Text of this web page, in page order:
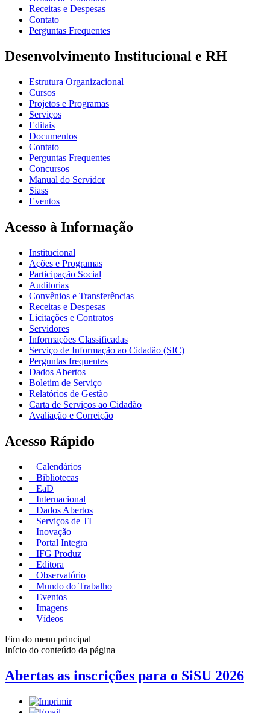
Receitas e Despesas
Contato
Perguntas Frequentes
Desenvolvimento Institucional e RH
Estrutura Organizacional
Cursos
Projetos e Programas
Serviços
Editais
Documentos
Contato
Perguntas Frequentes
Concursos
Manual do Servidor
Siass
Eventos
Acesso à Informação
Institucional
Ações e Programas
Participação Social
Auditorias
Convênios e Transferências
Receitas e Despesas
Licitações e Contratos
Servidores
Informações Classificadas
Serviço de Informação ao Cidadão (SIC)
Perguntas frequentes
Dados Abertos
Boletim de Serviço
Relatórios de Gestão
Carta de Serviços ao Cidadão
Avaliação e Correição
Acesso Rápido
Calendários
Bibliotecas
EaD
Internacional
Dados Abertos
Serviços de TI
Inovação
Portal Integra
IFG Produz
Editora
Observatório
Mundo do Trabalho
Eventos
Imagens
Vídeos
Fim do menu principal
Início do conteúdo da página
Abertas as inscrições para o SiSU 2026